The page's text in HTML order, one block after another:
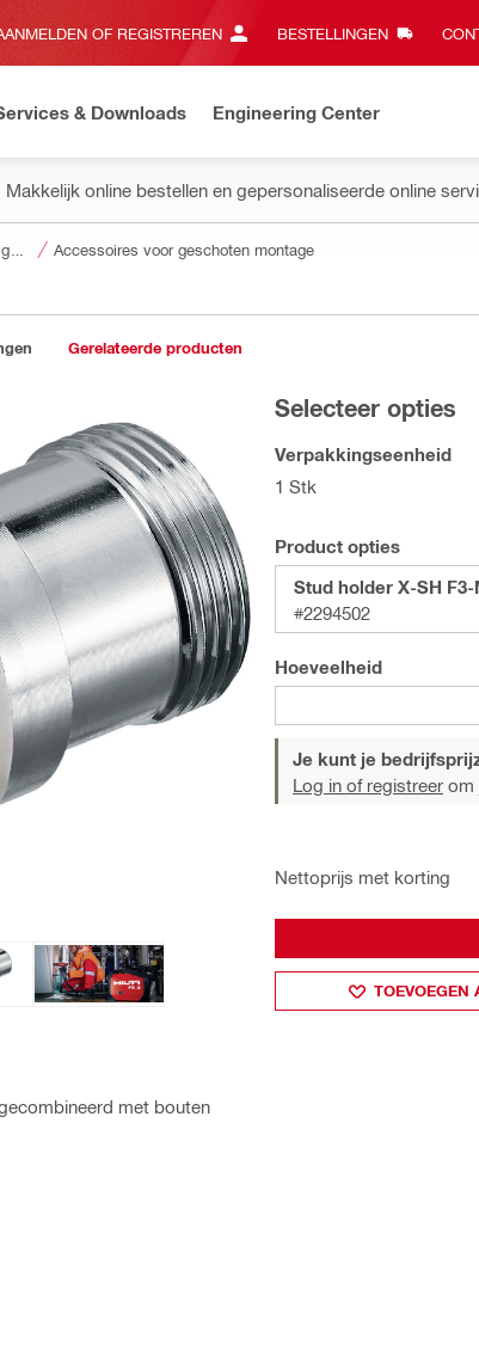
OF REGISTREREN BESTELLINGEN
& Downloads Engineering Center
Makkelijk online bestellen en gepersonaliseerde online
Accessoires voor geschoten montage
Gerelateerde producten
met bouten
Selecteer opties
Verpakkingseenheid
1 Stk
Product opties
Stud holder X-SH F3-
#2294502
Hoeveelheid
Je kunt je
Log in of registreer om
Nettoprijs met korting
TOEVOEGEN